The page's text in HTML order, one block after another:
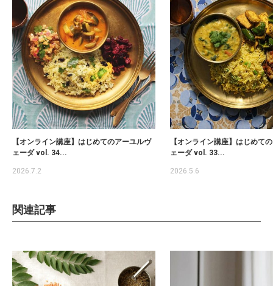
【オンライン講座】はじめてのアーユルヴ
ェーダ vol. 34...
2026.7.2
【オンライン講座】はじめて
ェーダ vol. 33...
2026.5.6
関連記事